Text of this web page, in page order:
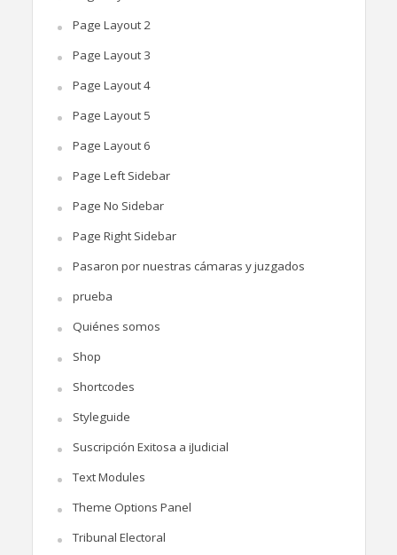
Page Layout 2
Page Layout 3
Page Layout 4
Page Layout 5
Page Layout 6
Page Left Sidebar
Page No Sidebar
Page Right Sidebar
Pasaron por nuestras cámaras y juzgados
prueba
Quiénes somos
Shop
Shortcodes
Styleguide
Suscripción Exitosa a iJudicial
Text Modules
Theme Options Panel
Tribunal Electoral